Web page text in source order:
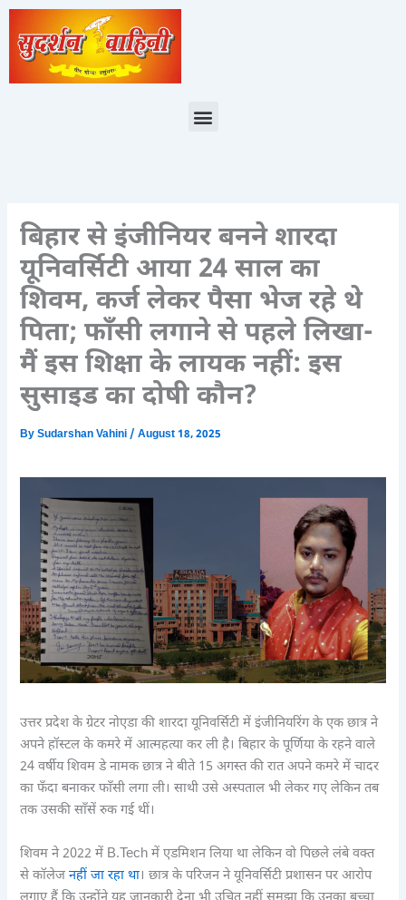
Skip
content
Menu
बिहार से इंजीनियर बनने शारदा
यूनिवर्सिटी आया 24 साल का
शिवम, कर्ज लेकर पैसा भेज रहे थे
पिता; फाँसी लगाने से पहले लिखा-
मैं इस शिक्षा के लायक नहीं: इस
सुसाइड का दोषी कौन?
BySudarshan Vahini/August 18, 2025
उत्तर प्रदेश के ग्रेटर नोएडा की शारदा यूनिवर्सिटी में इंजीनियरिंग के एक छात्र ने
अपने हॉस्टल के कमरे में आत्महत्या कर ली है। बिहार के पूर्णिया के रहने वाले
24 वर्षीय शिवम डे नामक छात्र ने बीते 15 अगस्त की रात अपने कमरे में चादर
का फँदा बनाकर फाँसी लगा ली। साथी उसे अस्पताल भी लेकर गए लेकिन तब
तक उसकी साँसें रुक गई थीं।
शिवम ने 2022 में B.Tech में एडमिशन लिया था लेकिन वो पिछले लंबे वक्त
से कॉलेजनहीं जा रहा था। छात्र के परिजन ने यूनिवर्सिटी प्रशासन पर आरोप